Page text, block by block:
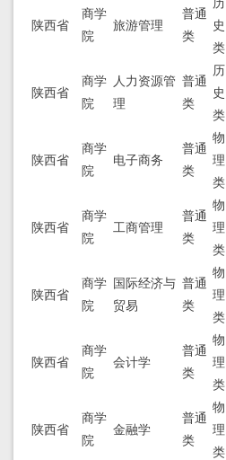
陕西省
商学
院
旅游管理
普通
类
历
史
类
陕西省
商学
院
人力资源管
理
普通
类
历
史
类
陕西省
商学
院
电子商务
普通
类
物
理
类
陕西省
商学
院
工商管理
普通
类
物
理
类
陕西省
商学
院
国际经济与
贸易
普通
类
物
理
类
陕西省
商学
院
会计学
普通
类
物
理
类
陕西省
商学
院
金融学
普通
类
物
理
类